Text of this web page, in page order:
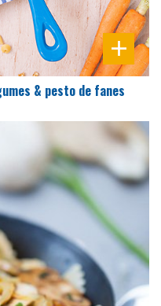
& pesto de fanes